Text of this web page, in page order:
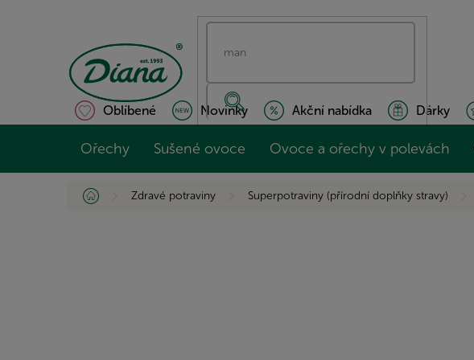
Oblíbené Novinky Akční nabídka Dárky
Ořechy Sušené ovoce Ovoce a ořechy v polevách
Domů Zdravé potraviny Superpotraviny (přírodní doplňky stravy)